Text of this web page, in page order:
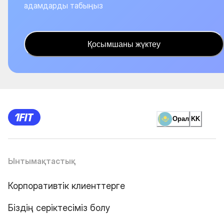
адамдарды табыңыз
Қосымшаны жүктеу
Орал KK
Ынтымақтастық
Корпоративтік клиенттерге
Біздің серіктесіміз болу